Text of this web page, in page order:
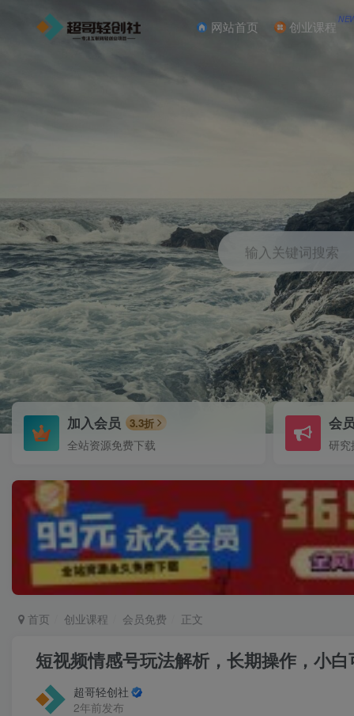
网站首页 创业课程
输入关键词搜索
加入会员 3.3折
全站资源免费下载
会
研究
首页 创业课程 会员免费 正文
短视频情感号玩法解析，长期操作，小
超哥轻创社
2年前发布